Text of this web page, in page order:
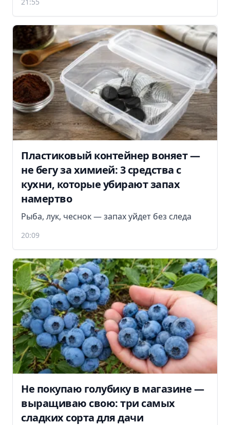
Пластиковый контейнер воняет —
не бегу за химией: 3 средства с
кухни, которые убирают запах
намертво
Рыба, лук, чеснок — запах уйдет без следа
20:09
Не покупаю голубику в магазине —
выращиваю свою: три самых
сладких сорта для дачи